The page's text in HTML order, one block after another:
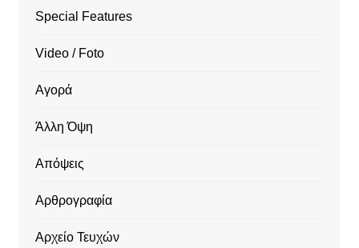
Special Features
Video / Foto
Αγορά
Άλλη Όψη
Απόψεις
Αρθρογραφία
Αρχείο Τευχών